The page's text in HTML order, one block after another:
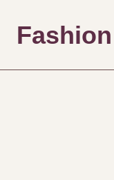
content